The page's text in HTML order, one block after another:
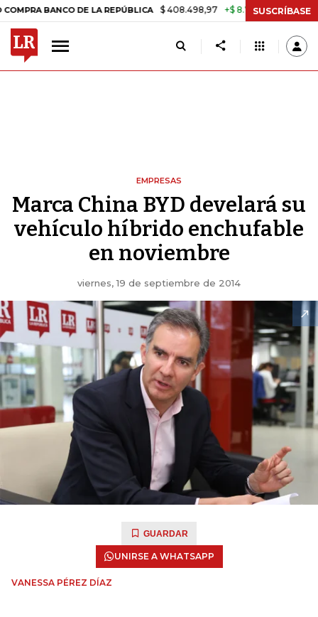
BANCO DE LA REPÚBLICA $ 408.498,97 +$ 8.753,81 +2,19% TASA
SUSCRÍBASE
EMPRESAS
Marca China BYD develará su
vehículo híbrido enchufable
en noviembre
viernes, 19 de septiembre de 2014
GUARDAR
UNIRSE A WHATSAPP
VANESSA PÉREZ DÍAZ